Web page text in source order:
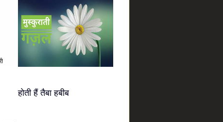
होती हैं तैबा हबीब